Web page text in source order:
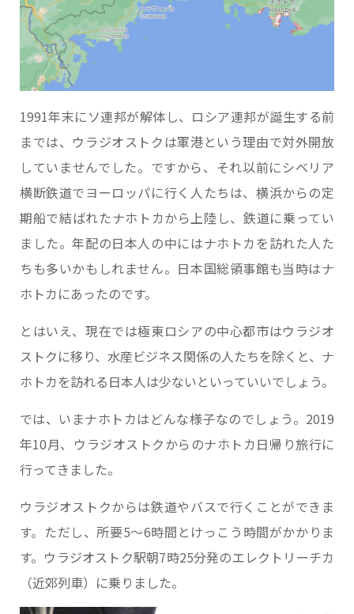
1991年末にソ連邦が解体し、ロシア連邦が誕生する前
までは、ウラジオストクは軍港という理由で対外開放
していませんでした。ですから、それ以前にシベリア
横断鉄道でヨーロッパに行く人たちは、横浜からの定
期船で結ばれたナホトカから上陸し、鉄道に乗ってい
ました。年配の日本人の中にはナホトカを訪れた人た
ちも多いかもしれません。日本国総領事館も当時はナ
ホトカにあったのです。
とはいえ、現在では極東ロシアの中心都市はウラジオ
ストクに移り、水産ビジネス関係の人たちを除くと、ナ
ホトカを訪れる日本人は少ないといっていいでしょう。
では、いまナホトカはどんな様子なのでしょう。2019
年10月、ウラジオストクからのナホトカ日帰り旅行に
行ってきました。
ウラジオストクからは鉄道やバスで行くことができま
す。ただし、所要5～6時間とけっこう時間がかかりま
す。ウラジオストク駅朝7時25分発のエレクトリーチカ
（近郊列車）に乗りました。